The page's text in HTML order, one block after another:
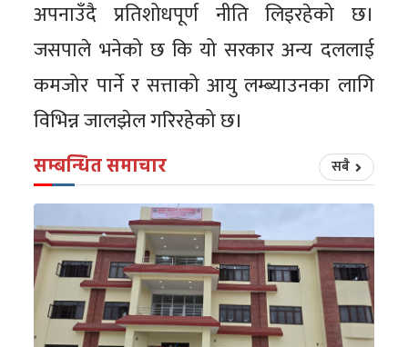
अपनाउँदै प्रतिशोधपूर्ण नीति लिइरहेको छ।
जसपाले भनेको छ कि यो सरकार अन्य दललाई
कमजोर पार्ने र सत्ताको आयु लम्ब्याउनका लागि
विभिन्न जालझेल गरिरहेको छ।
सम्बन्धित समाचार सबै